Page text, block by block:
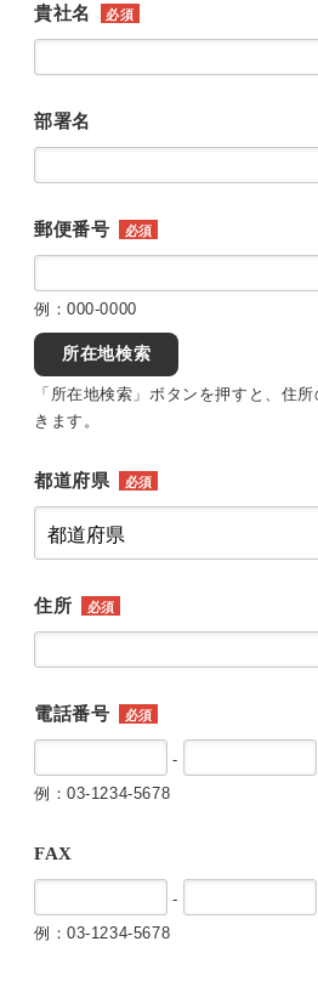
貴社名 必須
部署名
郵便番号 必須
例：000-0000
所在地検索
「所在地検索」ボタンを押すと、住
きます。
都道府県 必須
住所 必須
電話番号 必須
-
例：03-1234-5678
FAX
-
例：03-1234-5678